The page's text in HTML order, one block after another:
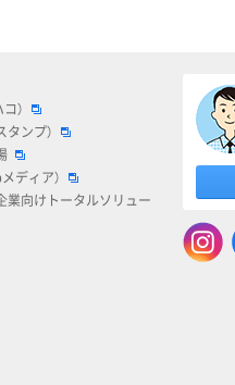
）
タンプ）
ディア）
業向けトータルソリュー